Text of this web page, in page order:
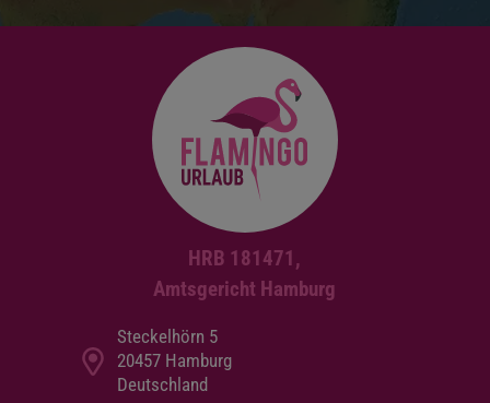
HRB 181471,
Amtsgericht Hamburg
Steckelhörn 5
20457 Hamburg
Deutschland